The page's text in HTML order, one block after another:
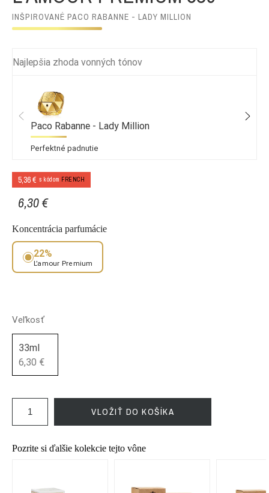
INŠPIROVANÉ PACO RABANNE - LADY MILLION
Najlepšia zhoda vonných tónov
Paco Rabanne - Lady Million
Perfektné padnutie
5,36 € s kódom FRENCH
6,30 €
Koncentrácia parfumácie
22%
L’amour Premium
Veľkosť
33ml
6,30 €
VLOŽIŤ DO KOŠÍKA
Pozrite si ďalšie kolekcie tejto vône